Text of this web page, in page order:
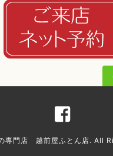
専門店 越前屋ふとん店. All